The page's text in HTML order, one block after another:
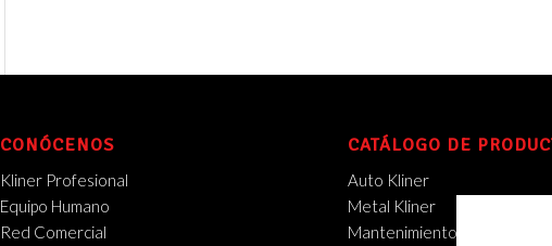
CONÓCENOS
Kliner Profesional
Equipo Humano
Red Comercial
CATÁLOGO DE
Auto Kliner
Metal Kliner
Mantenimiento Industrial